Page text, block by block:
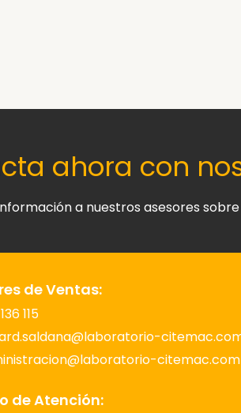
ahora con
a nuestros asesores
de Ventas:
115
citemac.com
de Atención: